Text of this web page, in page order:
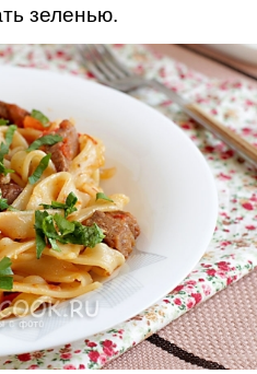
зеленью.